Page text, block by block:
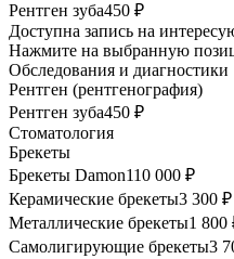
Рентген зуба450 ₽
Доступна запись на
Нажмите на выбранную
Обследования и диагностики
Рентген (рентгенография)
Рентген зуба450 ₽
Стоматология
Брекеты
Брекеты Damon110 000 ₽
Керамические брекеты3 300 ₽
Металлические брекеты1 800
Самолигирующие брекеты3